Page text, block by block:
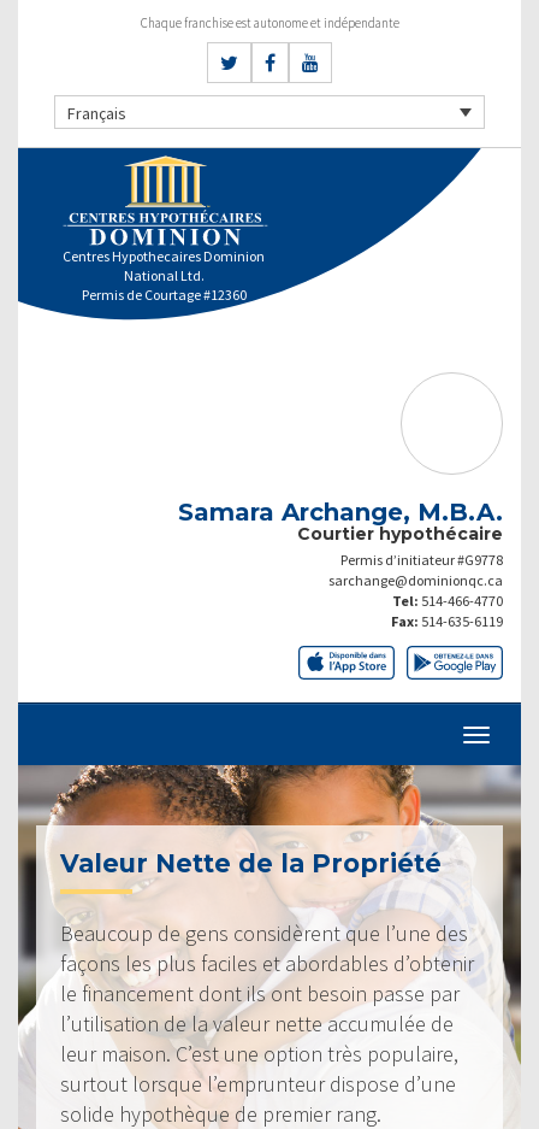
Chaque franchise est autonome et indépendante
Français
Centres Hypothecaires Dominion
National Ltd.
Permis de Courtage #12360
Samara Archange, M.B.A.
Courtier hypothécaire
Permis d’initiateur #G9778
sarchange@dominionqc.ca
Tel: 514-466-4770
Fax: 514-635-6119
Valeur Nette de la Propriété
Beaucoup de gens considèrent que l’une des
façons les plus faciles et abordables d’obtenir
le financement dont ils ont besoin passe par
l’utilisation de la valeur nette accumulée de
leur maison. C’est une option très populaire,
surtout lorsque l’emprunteur dispose d’une
solide hypothèque de premier rang.